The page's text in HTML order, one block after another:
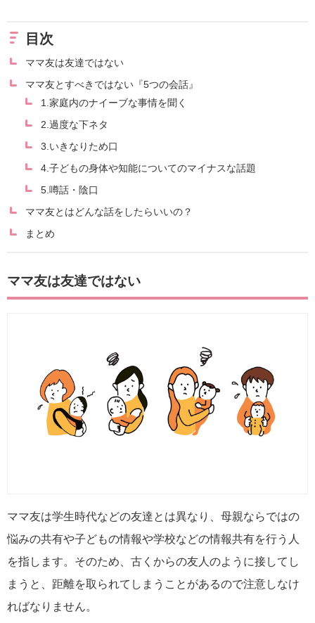
目次
ママ友は友達ではない
ママ友とすべきではない『5つの会話』
1.家庭内のナイーブな事情を聞く
2.過度な下ネタ
3.いきなりため口
4.子どもの身体や知能についてのマイナスな話題
5.噂話・陰口
ママ友とはどんな話をしたらいいの？
まとめ
ママ友は友達ではない
ママ友は学生時代などの友達とは異なり、母親ならではの
悩みの共有や子どもの情報や学校などの情報共有を行う人
を指します。そのため、古くからの友人のように接してし
まうと、距離を取られてしまうことがあるので注意しなけ
ればなりません。